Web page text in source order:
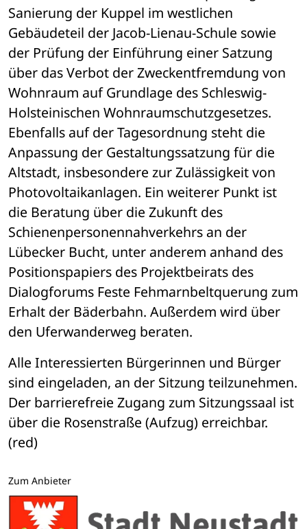
Sanierung der Kuppel im westlichen
Gebäudeteil der Jacob-Lienau-Schule sowie
der Prüfung der Einführung einer Satzung
über das Verbot der Zweckentfremdung von
Wohnraum auf Grundlage des Schleswig-
Holsteinischen Wohnraumschutzgesetzes.
Ebenfalls auf der Tagesordnung steht die
Anpassung der Gestaltungssatzung für die
Altstadt, insbesondere zur Zulässigkeit von
Photovoltaikanlagen. Ein weiterer Punkt ist
die Beratung über die Zukunft des
Schienenpersonennahverkehrs an der
Lübecker Bucht, unter anderem anhand des
Positionspapiers des Projektbeirats des
Dialogforums Feste Fehmarnbeltquerung zum
Erhalt der Bäderbahn. Außerdem wird über
den Uferwanderweg beraten.
Alle Interessierten Bürgerinnen und Bürger
sind eingeladen, an der Sitzung teilzunehmen.
Der barrierefreie Zugang zum Sitzungssaal ist
über die Rosenstraße (Aufzug) erreichbar.
(red)
Zum Anbieter